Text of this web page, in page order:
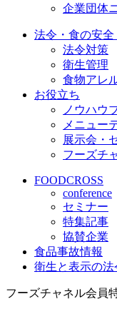
企業団体
法令・食の安全
法令対策
衛生管理
食物アレ
お役立ち
ノウハウ
メニュー
展示会・
フーズチ
FOODCROSS
conference
セミナー
特集記事
協賛企業
食品事故情報
衛生と表示の法
フーズチャネル会員